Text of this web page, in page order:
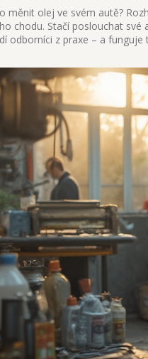
měnit olej ve svém autě?
chodu. Stačí poslouchat
odborníci z praxe – a funguje